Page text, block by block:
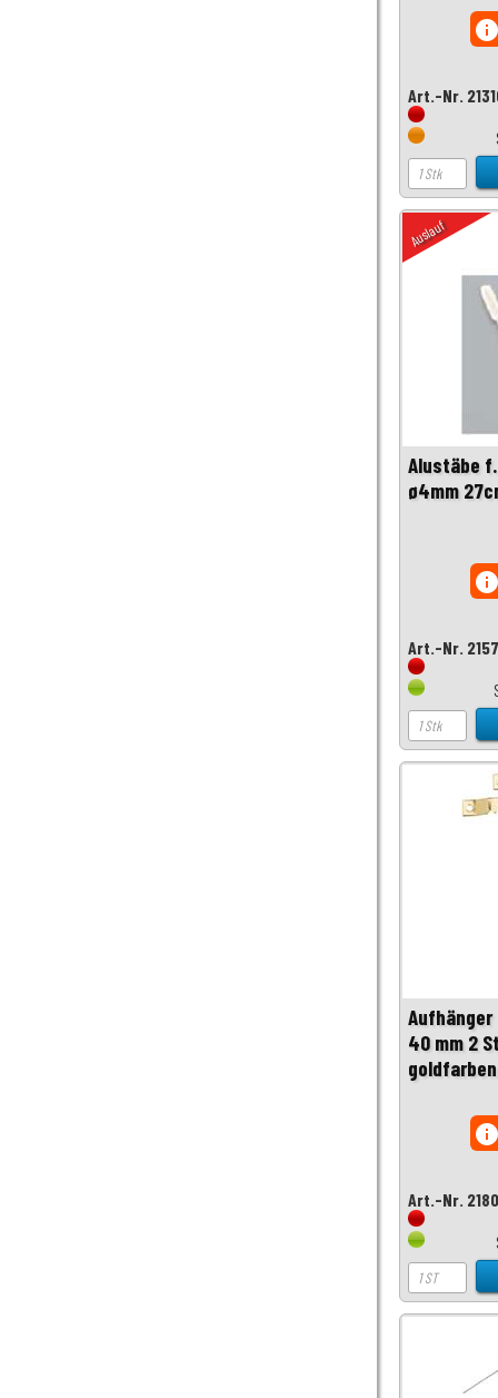
Art.-Nr.
Auslauf
Alustäbe
ø4mm
Art.-Nr.
40 mm 2
goldfarben
Art.-Nr.